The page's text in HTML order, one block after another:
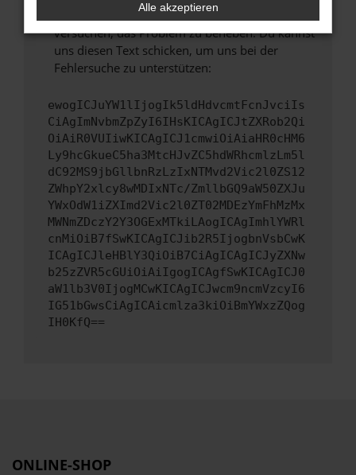
hast, kontaktiere uns bitte. Wir werden
versuchen, das Problem zu beheben. Du kannst
uns diesen Text schicken, um uns bei der
Fehlersuche zu unterstützen:
ewogICJuYW1lIjogIk5ldHdvcmtFcnJvciIs
CiAgImNvbmZpZyI6IHsKICAgICJtZXRob2Qi
OiAiR0VUIiwKICAgICJ1cmwiOiAiaHR0cHM6
Ly9hcGkueC5ha3MtcHJvZC5hdWRhcmlzLm5l
dC92MS9jbGllbnRzLzIxNTMvd2Vic2l0ZS12
ZWhpY2xlcy8wMDIxNTc/ZmllbGQ9aW50ZXJu
YWxOdW1iZXImd2Vic2l0ZT02MDEzYmFhMzMx
MWNmZDczY2Y3OGExMTkiLAogICAgImhlYWRl
cnMiOiB7fSwKICAgICJib2R5IjogbnVsbCwK
ICAgICJleHBlY3QiOiB7CiAgICAgICJyZXNw
b25zZVR5cGUiOiAiIgogICAgfSwKICAgICJ0
aW1lb3V0IjogMCwKICAgICJwcm9ncmVzcyI6
IG51bGwsCiAgICAicmlza3kiOiBmYWxzZQog
IH0KfQ==
ONLINE-SHOP
Alle akzeptieren